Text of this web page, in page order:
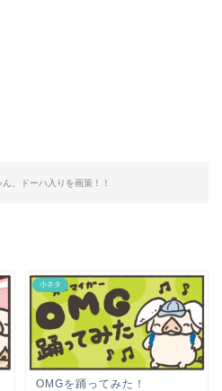
ん、ドーハ入りを画策！！
小ネタ
OMGを踊ってみた！